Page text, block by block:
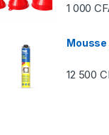
1 000
Mousse
12 500